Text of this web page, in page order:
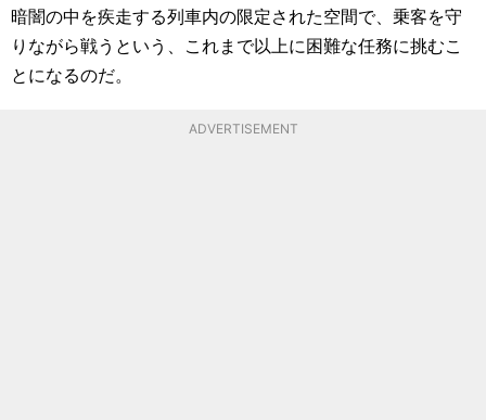
暗闇の中を疾走する列車内の限定された空間で、乗客を守
りながら戦うという、これまで以上に困難な任務に挑むこ
とになるのだ。
ADVERTISEMENT